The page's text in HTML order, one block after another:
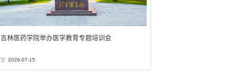
吉林医药学院举办医学教育专题培训会
2026-07-15